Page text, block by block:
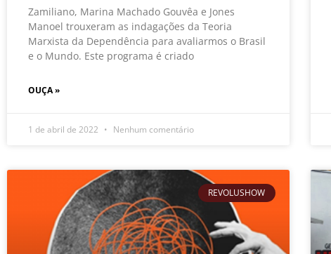
Zamiliano, Marina Machado Gouvêa e Jones
Manoel trouxeram as indagações da Teoria
Marxista da Dependência para avaliarmos o Brasil
e o Mundo. Este programa é criado
OUÇA »
1 de abril de 2022 Nenhum comentário
REVOLUSHOW